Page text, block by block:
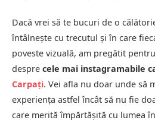
Dacă vrei să te bucuri de o
întâlnește cu trecutul și în care
poveste vizuală, am pregătit
despre cele mai instagramabile
Carpați. Vei afla nu doar unde să
experiența astfel încât să nu fie
care merită împărtășită cu lumea